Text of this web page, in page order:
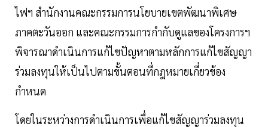
ไฟฯ สำนักงานคณะกรรมการนโยบายเขตพัฒนาพิเศษ
ภาคตะวันออก และคณะกรรมการกำกับดูแลของโครงการฯ
พิจารณาดำเนินการแก้ไขปัญหาตามหลักการแก้ไขสัญญา
ร่วมลงทุนให้เป็นไปตามขั้นตอนที่กฎหมายเกี่ยวข้อง
กำหนด
โดยในระหว่างการดำเนินการเพื่อแก้ไขสัญญาร่วมลงทุน